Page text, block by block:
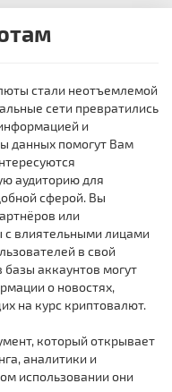
стали неотъемлемой
сети превратились
и
данных помогут Вам
аудиторию для
сферой. Вы
или
с влиятельными лицами
в свой
базы аккаунтов могут
о новостях,
на курс криптовалют.
который открывает
аналитики и
использовании они